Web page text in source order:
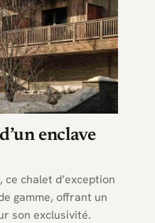
enclave
chalet d’exception
gamme, offrant un
son exclusivité.